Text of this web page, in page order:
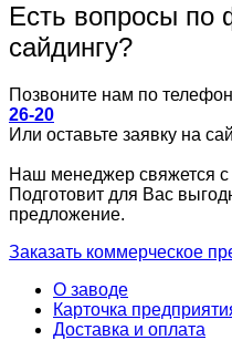
Есть вопросы по
сайдингу?
Позвоните нам по
26-20
Или оставьте заявку на
Наш менеджер свяжется с
Подготовит для Вас
предложение.
Заказать коммерческое
О заводе
Карточка
Доставка и оплата